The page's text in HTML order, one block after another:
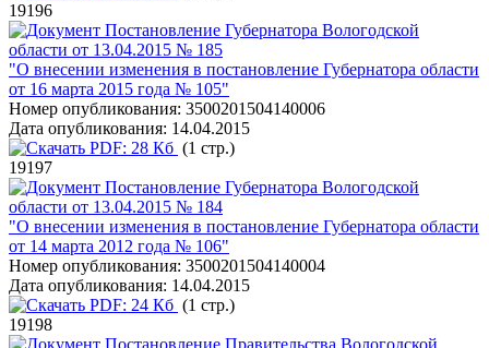
19196
Постановление Губернатора Вологодской
области от 13.04.2015 № 185
"О внесении изменения в постановление Губернатора области
от 16 марта 2015 года № 105"
Номер опубликования: 3500201504140006
Дата опубликования: 14.04.2015
PDF: 28 Кб (1 стр.)
19197
Постановление Губернатора Вологодской
области от 13.04.2015 № 184
"О внесении изменения в постановление Губернатора области
от 14 марта 2012 года № 106"
Номер опубликования: 3500201504140004
Дата опубликования: 14.04.2015
PDF: 24 Кб (1 стр.)
19198
Постановление Правительства Вологодской